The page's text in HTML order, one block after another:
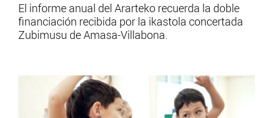
El informe anual del Ararteko recuerda la doble
financiación recibida por la ikastola concertada
Zubimusu de Amasa-Villabona.